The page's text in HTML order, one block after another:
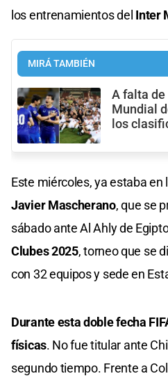
los entrenamientos del Inter
MIRÁ TAMBIÉN
A falta de
Mundial
los
Este miércoles, ya estaba en
Javier Mascherano, que se
sábado ante Al Ahly de
Clubes 2025, torneo que se
con 32 equipos y sede en
Durante esta doble fecha
físicas. No fue titular ante
segundo tiempo. Frente a